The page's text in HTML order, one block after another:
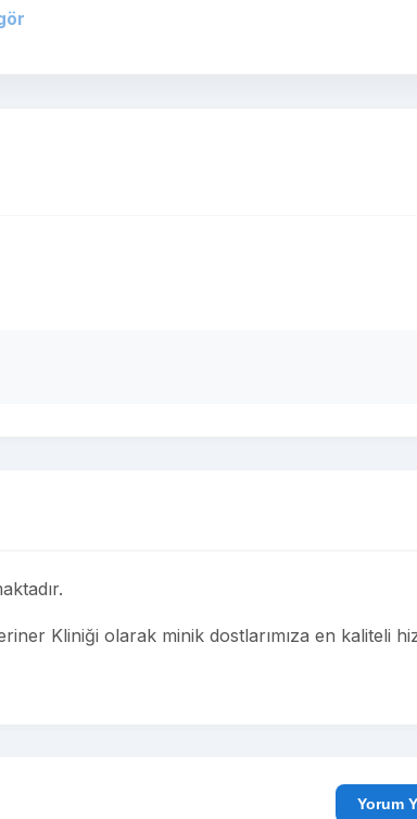
Kliniği olarak minik dostlarımıza en kaliteli